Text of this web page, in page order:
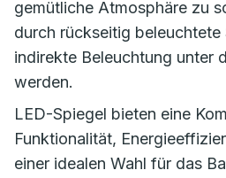
gemütliche Atmosphäre zu
durch rückseitig beleuchtete
indirekte Beleuchtung unter
werden.
LED-Spiegel bieten eine
Funktionalität,
einer idealen Wahl für das